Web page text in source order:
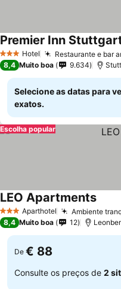
3 EstrelasHotel Restaurante e bar
Premier Inn
8,4 Muito boa 9.634
Selecione as datas para
exatos.
Escolha popular
3 EstrelasAparthotel Ambiente
LEO Apartments
8,4 Muito boa 12
De € 88
Consulte os preços de 2